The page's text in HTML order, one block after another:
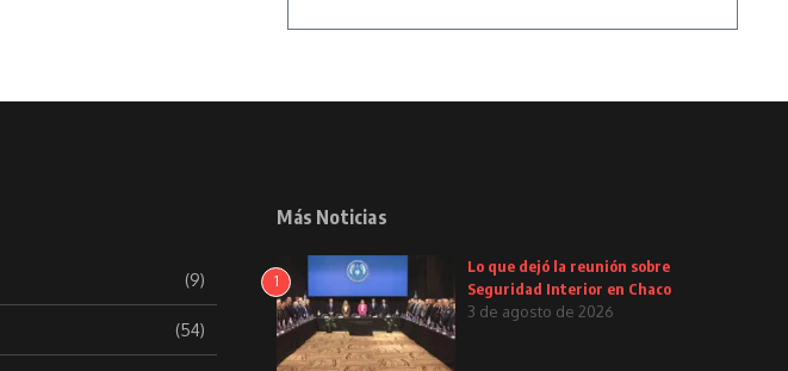
(9)
(54)
Más Noticias
1
Lo que dejó la reunión sobre
Seguridad Interior en Chaco
3 de agosto de 2026